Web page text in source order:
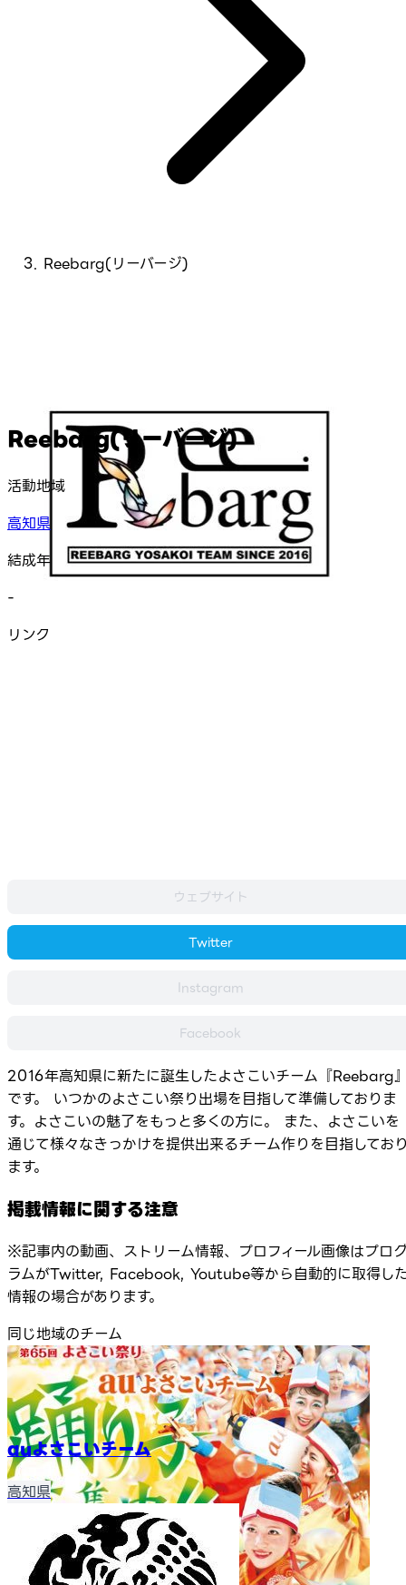
Reebarg(リーバージ)
Reebarg(リーバージ)
活動地域
高知県
結成年
-
リンク
ウェブサイト
Twitter
Instagram
Facebook
2016年高知県に新たに誕生したよさこいチーム『Reebarg
です。 いつかのよさこい祭り出場を目指して準備しておりま
す。よさこいの魅了をもっと多くの方に。 また、よさこいを
通じて様々なきっかけを提供出来るチーム作りを目指してお
ます。
掲載情報に関する注意
※記事内の動画、ストリーム情報、プロフィール画像はプロ
ラムがTwitter, Facebook, Youtube等から自動的に取得し
情報の場合があります。
同じ地域のチーム
auよさこいチーム
高知県